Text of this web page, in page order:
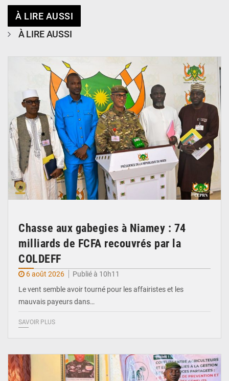
À LIRE AUSSI
À LIRE AUSSI
Chasse aux gabegies à Niamey : 74
milliards de FCFA recouvrés par la
COLDEFF
6 août 2026
Publié à 10h11
Le vent semble avoir tourné pour les affairistes et les
mauvais payeurs dans…
SAVOIR PLUS